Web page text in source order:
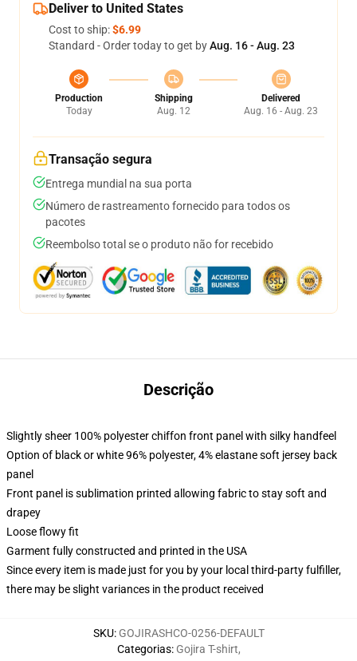
Deliver to United States
Cost to ship:$6.99
Standard - Order today to get byAug. 16 - Aug. 23
Production
Today
Shipping
Aug. 12
Delivered
Aug. 16 - Aug. 23
Transação segura
Entrega mundial na sua porta
Número de rastreamento fornecido para todos os
pacotes
Reembolso total se o produto não for recebido
Descrição
Slightly sheer 100% polyester chiffon front panel with silky handfeel
Option of black or white 96% polyester, 4% elastane soft jersey back
panel
Front panel is sublimation printed allowing fabric to stay soft and
drapey
Loose flowy fit
Garment fully constructed and printed in the USA
Since every item is made just for you by your local third-party fulfiller,
there may be slight variances in the product received
SKU: GOJIRASHCO-0256-DEFAULT
Categorias: Gojira T-shirt,